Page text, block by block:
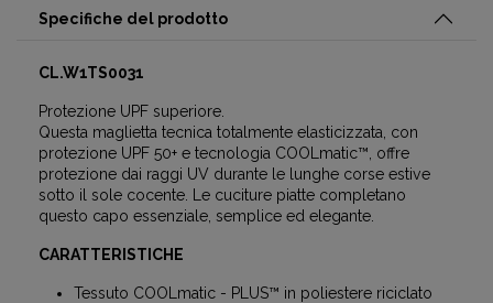
Specifiche del prodotto
CL.W1TS0031
Protezione UPF superiore.
Questa maglietta tecnica totalmente elasticizzata, con
protezione UPF 50+ e tecnologia COOLmatic™, offre
protezione dai raggi UV durante le lunghe corse estive
sotto il sole cocente. Le cuciture piatte completano
questo capo essenziale, semplice ed elegante.
CARATTERISTICHE
Tessuto COOLmatic - PLUS™ in poliestere riciclato